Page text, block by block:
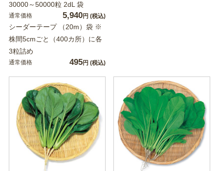
30000～50000粒 2dL 袋
通常価格 5,940円 (税込)
シーダーテープ （20m）袋 ※
株間5cmごと（400カ所）に各
3粒詰め
通常価格 495円 (税込)